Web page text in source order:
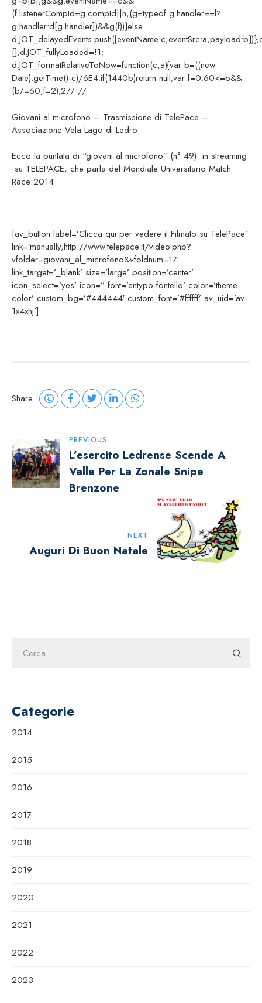
(f.listenerCompId=g.compId||h,(g=typeof g.handler==l?
g.handler:d[g.handler])&&g(f))}else
[];d.JOT_fullyLoaded=!1;
d.JOT_formatRelativeToNow=function(c,a){var b=((new
Date).getTime()-c)/6E4;if(1440b)return null;var f=0;60<=b&&
(b/=60,f=2);2// //
Giovani al microfono – Trasmissione di TelePace –
Associazione Vela Lago di Ledro
Ecco la puntata di “giovani al microfono” (n° 49) in streaming
su TELEPACE, che parla del Mondiale Universitario Match
Race 2014
[av_button label=’Clicca qui per vedere il Filmato su TelePace’
link=’manually,http://www.telepace.it/video.php?
vfolder=giovani_al_microfono&vfoldnum=17′
link_target=’_blank’ size=’large’ position=’center’
icon_select=’yes’ icon=” font=’entypo-fontello’ color=’theme-
color’ custom_bg=’#444444′ custom_font=’#ffffff’ av_uid=’av-
1x4xhj’]
Share
Navigazione
Articoli
PREVIOUS
L’esercito Ledrense Scende A
Valle Per La Zonale Snipe
Brenzone
NEXT
Auguri Di Buon Natale
per:
Categorie
2014
2015
2016
2017
2018
2019
2020
2021
2022
2023